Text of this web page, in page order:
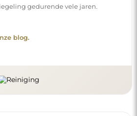
gedurende vele jaren.
blog.